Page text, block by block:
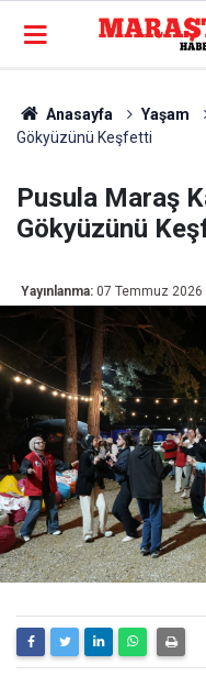
Anasayfa Yaşam
Gökyüzünü Keşfetti
Pusula Maraş
Gökyüzünü
Yayınlanma: 07 Temmuz 2026